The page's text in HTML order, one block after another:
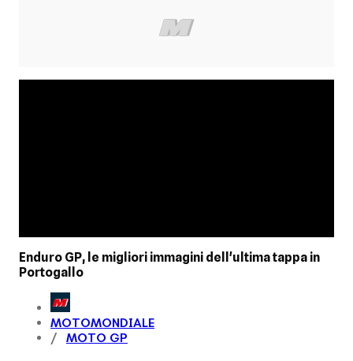
Enduro GP, le migliori immagini dell'ultima tappa in
Portogallo
MOTOMONDIALE
MOTO GP